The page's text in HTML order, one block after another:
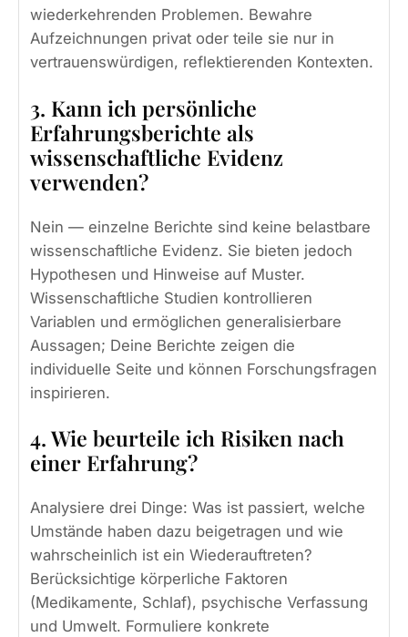
wiederkehrenden Problemen. Bewahre
Aufzeichnungen privat oder teile sie nur in
vertrauenswürdigen, reflektierenden Kontexten.
3. Kann ich persönliche
Erfahrungsberichte als
wissenschaftliche Evidenz
verwenden?
Nein — einzelne Berichte sind keine belastbare
wissenschaftliche Evidenz. Sie bieten jedoch
Hypothesen und Hinweise auf Muster.
Wissenschaftliche Studien kontrollieren
Variablen und ermöglichen generalisierbare
Aussagen; Deine Berichte zeigen die
individuelle Seite und können Forschungsfragen
inspirieren.
4. Wie beurteile ich Risiken nach
einer Erfahrung?
Analysiere drei Dinge: Was ist passiert, welche
Umstände haben dazu beigetragen und wie
wahrscheinlich ist ein Wiederauftreten?
Berücksichtige körperliche Faktoren
(Medikamente, Schlaf), psychische Verfassung
und Umwelt. Formuliere konkrete